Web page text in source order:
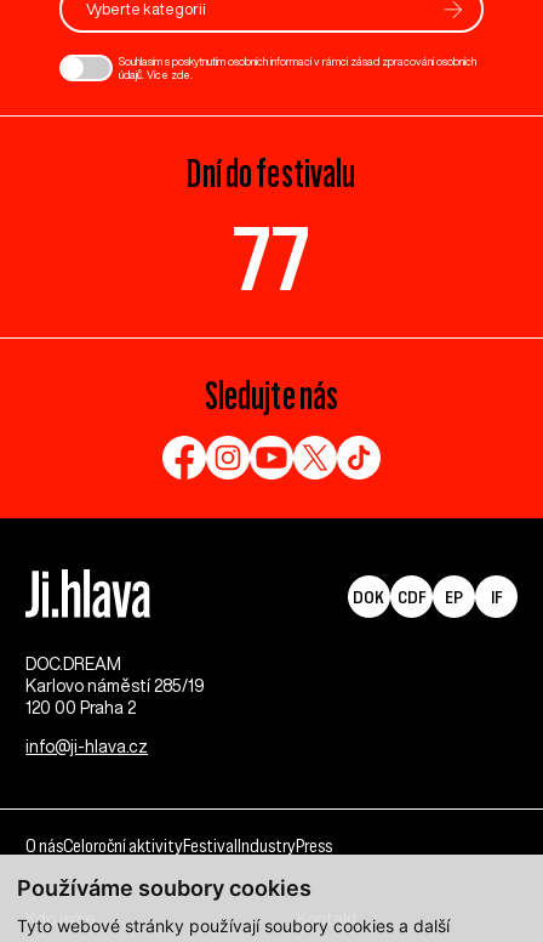
Používáme soubory cookies
Tyto webové stránky používají soubory cookies a další
Vyberte kategorii
Souhlasím s poskytnutím osobních informací v rámci zásad zpracování osobních
údajů. Více zde
Dní do festivalu
77
Sledujte nás
DOC.DREAM​
Karlovo náměstí 285/19
120 00 Praha 2
info@ji-hlava.cz
DOK CDF EP IF
O násCeloroční aktivityFestival IndustryPress
Kdo jsme Kontakt